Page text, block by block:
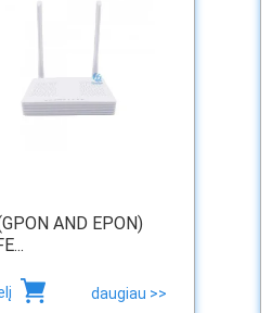
AND EPON)
daugiau >>